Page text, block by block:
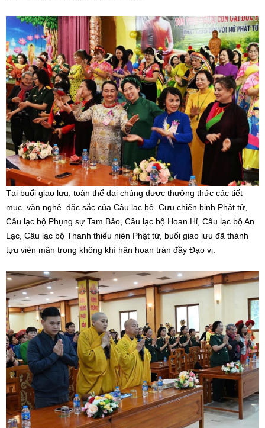
Tại buổi giao lưu, toàn thể đại chúng được thưởng thức các tiết
mục văn nghệ đặc sắc của Câu lạc bộ Cựu chiến binh Phật tử,
Câu lạc bộ Phụng sự Tam Bảo, Câu lạc bộ Hoan Hỉ, Câu lạc bộ An
Lạc, Câu lạc bộ Thanh thiếu niên Phật tử, buổi giao lưu đã thành
tựu viên mãn trong không khí hân hoan tràn đầy Đạo vị.